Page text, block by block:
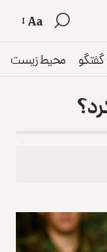
Aa
گفتگو محیط زیست